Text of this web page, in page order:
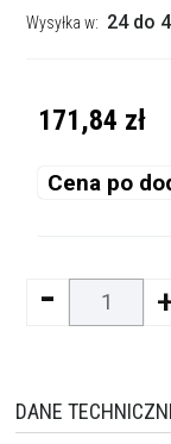
Wysyłka w: 24 do
171,84 zł
Cena po
-
DANE